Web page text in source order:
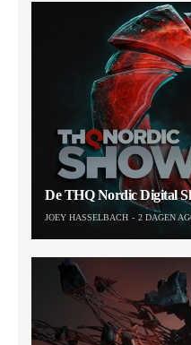
De THQ Nordic Digital
JOEY HASSELBACH 2 DAGEN